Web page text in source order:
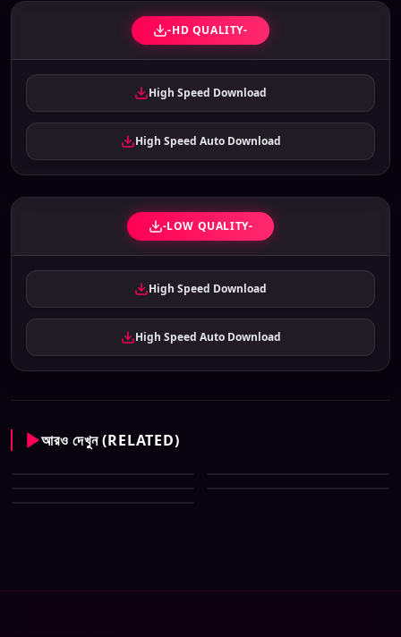
-HD QUALITY-
High Speed Download
High Speed Auto Download
-LOW QUALITY-
High Speed Download
High Speed Auto Download
আরও দেখুন (RELATED)
Sun Bangla All Serial Download
05 August 2026 Zip
02 August 2026 Zip
Sun Bangla All Serial Download
04 August 2026 Zip